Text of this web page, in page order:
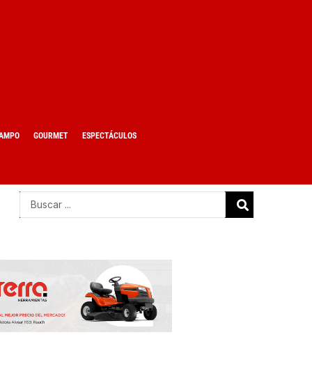
GOURMET ESPECTÁCULOS
Search